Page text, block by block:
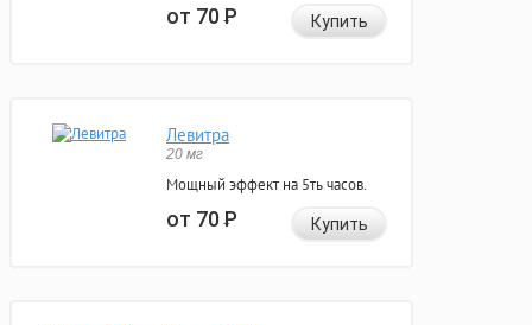
от 70Р Купить
Левитра
20 мг
Мощный эффект на 5ть часов.
от 70Р Купить